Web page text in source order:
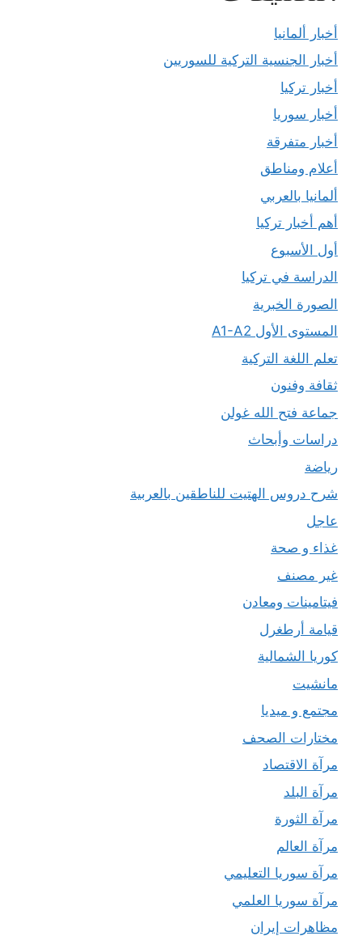
أخبار ألمانيا
أخبار الجنسية التركية للسوريين
أخبار تركيا
أخبار سوريا
أخبار متفرقة
أعلام ومناطق
ألمانيا بالعربي
أهم أخبار تركيا
أول الأسبوع
الدراسة في تركيا
الصورة الخبرية
المستوى الأول A1-A2
تعلم اللغة التركية
ثقافة وفنون
جماعة فتح الله غولن
دراسات وأبحاث
رياضة
شرح دروس الهتيت للناطقين بالعربية
عاجل
غذاء و صحة
غير مصنف
فيتامينات ومعادن
قيامة أرطغرل
كوريا الشمالية
مانشيت
مجتمع و ميديا
مختارات الصحف
مرآة الاقتصاد
مرآة البلد
مرآة الثورة
مرآة العالم
مرآة سوريا التعليمي
مرآة سوريا العلمي
مظاهرات إيران